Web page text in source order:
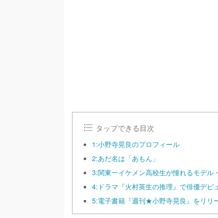
タップできる目次
1:小野寺晃良のプロフィール
2:あだ名は「あもん」
3:関東一イケメン高校生が憧れるモデル
4:ドラマ『火村英生の推理』で俳優デビ
5:電子書籍『週刊★小野寺晃良』をリリ